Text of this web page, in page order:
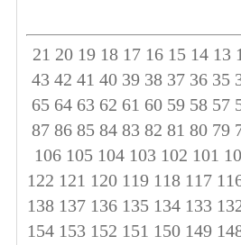
13
14
15
16
17
18
19
20
21
35
36
37
38
39
40
41
42
43
57
58
59
60
61
62
63
64
65
79
80
81
82
83
84
85
86
87
101
102
103
104
105
106
117
118
119
120
121
122
133
134
135
136
137
138
149
150
151
152
153
154